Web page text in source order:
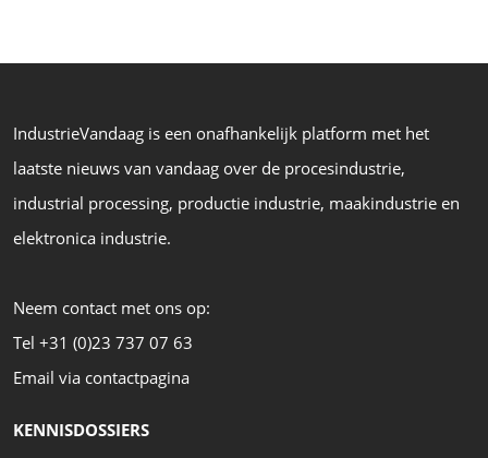
IndustrieVandaag is een onafhankelijk platform met het
laatste nieuws van vandaag over de procesindustrie,
industrial processing, productie industrie, maakindustrie en
elektronica industrie.
Neem contact met ons op:
Tel +31 (0)23 737 07 63
Email via contactpagina
KENNISDOSSIERS